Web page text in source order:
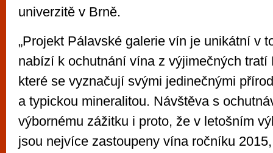
univerzitě v Brně.
„Projekt Pálavské galerie vín je unikátní v
nabízí k ochutnání vína z výjimečných tratí
které se vyznačují svými jedinečnými
a typickou mineralitou. Návštěva s
výbornému zážitku i proto, že v letošním
jsou nejvíce zastoupeny vína ročníku